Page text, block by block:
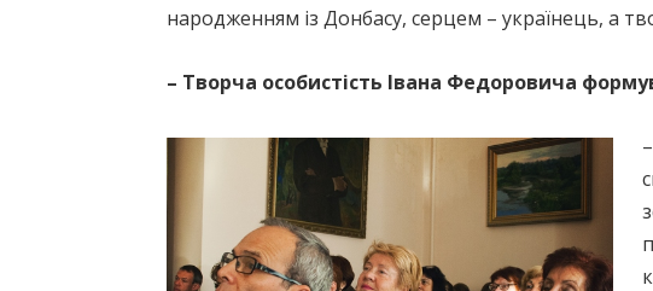
народженням із Донбасу, серцем – українець, а
– Творча особистість Івана Федоровича